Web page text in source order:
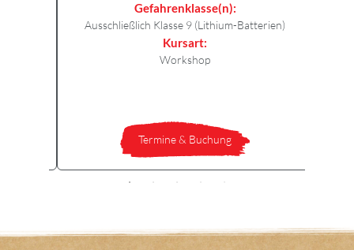
Gefahrenklasse(n):
Ausschließlich Klasse 9 (Lithium-Batterien)
Kursart:
Workshop
Termine & Buchung